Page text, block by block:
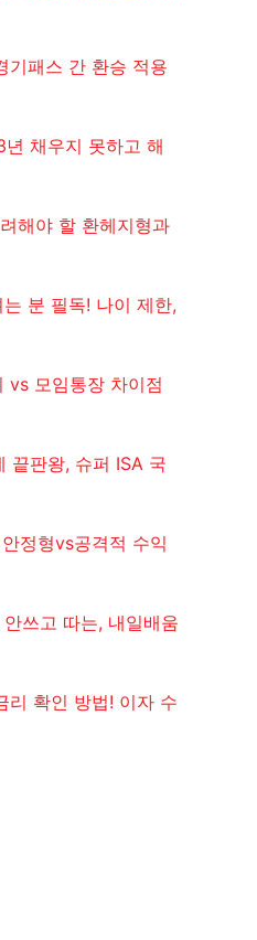
기패스 간 환승 적용
채우지 못하고 해
해야 할 환헤지형과
분 필독! 나이 제한,
vs 모임통장 차이점
끝판왕, 슈퍼 ISA 국
정형vs공격적 수익
쓰고 따는, 내일배움
리 확인 방법! 이자 수